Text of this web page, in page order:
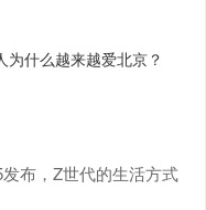
为什么越来越爱北京？
布，Z世代的生活方式